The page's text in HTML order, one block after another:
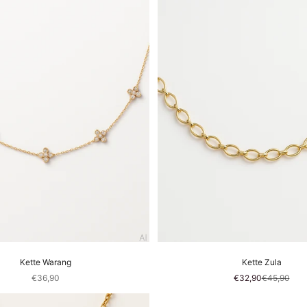
Kette Warang
Sale price
€36,90
Kette Zula
Sale price
€32,90Regular price
€45,90